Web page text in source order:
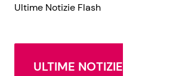
Ultime Notizie Flash
ULTIME NOTIZIE